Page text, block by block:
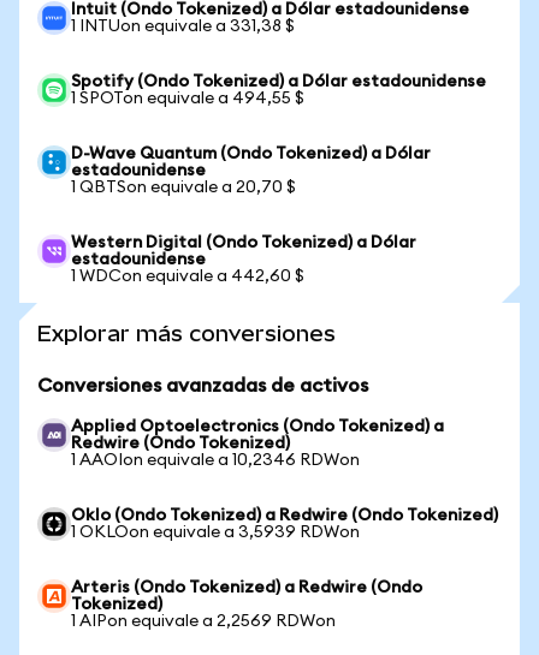
Intuit (Ondo Tokenized) a Dólar estadounidense
1 INTUon equivale a 331,38 $
Spotify (Ondo Tokenized) a Dólar estadounidense
1 SPOTon equivale a 494,55 $
D-Wave Quantum (Ondo Tokenized) a Dólar
estadounidense
1 QBTSon equivale a 20,70 $
Western Digital (Ondo Tokenized) a Dólar
estadounidense
1 WDCon equivale a 442,60 $
Explorar más conversiones
Conversiones avanzadas de activos
Applied Optoelectronics (Ondo Tokenized) a
Redwire (Ondo Tokenized)
1 AAOIon equivale a 10,2346 RDWon
Oklo (Ondo Tokenized) a Redwire (Ondo Tokenized)
1 OKLOon equivale a 3,5939 RDWon
Arteris (Ondo Tokenized) a Redwire (Ondo
Tokenized)
1 AIPon equivale a 2,2569 RDWon